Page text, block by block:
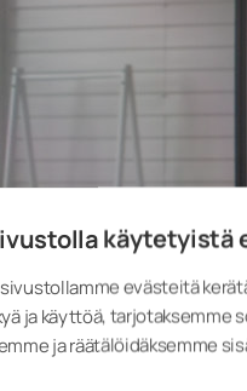
käytetyistä
evästeitä
ja käyttöä, tarjotaksemme
ja räätälöidäksemme